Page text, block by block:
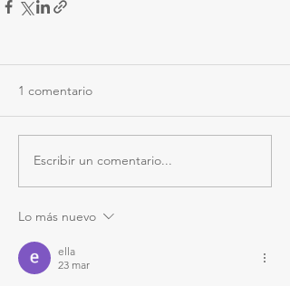
1 comentario
Escribir un comentario...
Lo más nuevo
ella
23 mar